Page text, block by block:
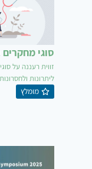
סוגי
זווית רעננה על
ליתרונות
מומלץ